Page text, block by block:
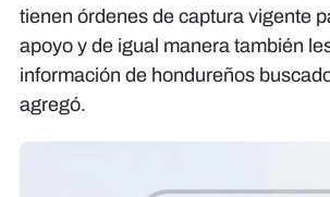
tienen órdenes de captura vigente
apoyo y de igual manera también
información de hondureños
agregó.